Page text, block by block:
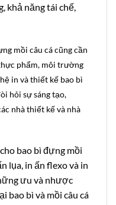
năng tái chế,
mồi câu cá cũng cần
phẩm, môi trường
in và thiết kế bao bì
hỏi sự sáng tạo,
nhà thiết kế và nhà
bao bì đựng mồi
lụa, in ấn flexo và in
ưu và nhược
bao bì và mồi câu cá